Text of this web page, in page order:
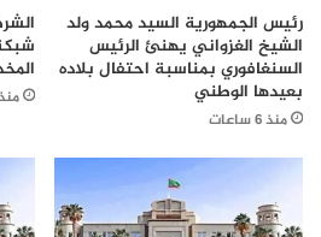
رئيس الجمهورية السيد محمد ولد
الشيخ الغزواني يهنئ الرئيس
السنغافوري بمناسبة احتفال بلاده
بعيدها الوطني
منذ 6 ساعات